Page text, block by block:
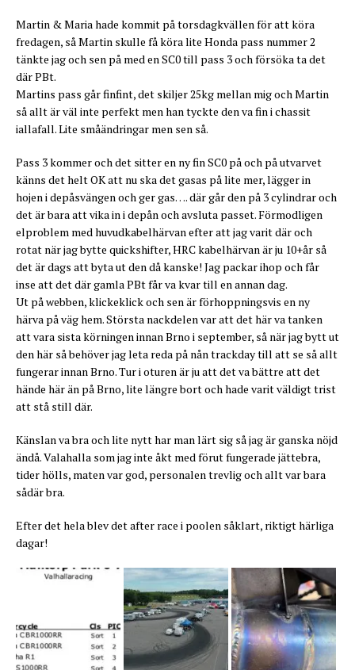
Martin & Maria hade kommit på torsdagkvällen för att köra
fredagen, så Martin skulle få köra lite Honda pass nummer 2
tänkte jag och sen på med en SC0 till pass 3 och försöka ta det
där PBt.
Martins pass går finfint, det skiljer 25kg mellan mig och Martin
så allt är väl inte perfekt men han tyckte den va fin i chassit
iallafall. Lite småändringar men sen så.
Pass 3 kommer och det sitter en ny fin SC0 på och på utvarvet
känns det helt OK att nu ska det gasas på lite mer, lägger in
hojen i depåsvängen och ger gas…. där går den på 3 cylindrar och
det är bara att vika in i depån och avsluta passet. Förmodligen
elproblem med huvudkabelhärvan efter att jag varit där och
rotat när jag bytte quickshifter, HRC kabelhärvan är ju 10+år så
det är dags att byta ut den då kanske! Jag packar ihop och får
inse att det där gamla PBt får va kvar till en annan dag.
Ut på webben, klickeklick och sen är förhoppningsvis en ny
härva på väg hem. Största nackdelen var att det här va tanken
att vara sista körningen innan Brno i september, så när jag bytt ut
den här så behöver jag leta reda på nån trackday till att se så allt
fungerar innan Brno. Tur i oturen är ju att det va bättre att det
hände här än på Brno, lite längre bort och hade varit väldigt trist
att stå still där.
Känslan va bra och lite nytt har man lärt sig så jag är ganska nöjd
ändå. Valahalla som jag inte åkt med förut fungerade jättebra,
tider hölls, maten var god, personalen trevlig och allt var bara
sådär bra.
Efter det hela blev det after race i poolen såklart, riktigt härliga
dagar!